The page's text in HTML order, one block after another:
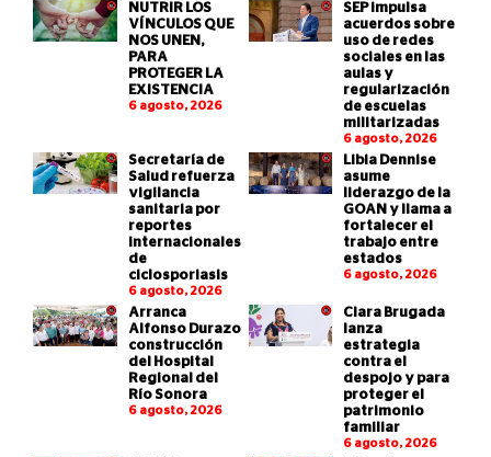
NUTRIR LOS
VÍNCULOS QUE
NOS UNEN,
PARA
PROTEGER LA
EXISTENCIA
6 agosto, 2026
SEP impulsa
acuerdos sobre
uso de redes
sociales en las
aulas y
regularización
de escuelas
militarizadas
6 agosto, 2026
Secretaría de
Salud refuerza
vigilancia
sanitaria por
reportes
internacionales
de
ciclosporiasis
6 agosto, 2026
Libia Dennise
asume
liderazgo de la
GOAN y llama a
fortalecer el
trabajo entre
estados
6 agosto, 2026
Arranca
Alfonso Durazo
construcción
del Hospital
Regional del
Río Sonora
6 agosto, 2026
Clara Brugada
lanza
estrategia
contra el
despojo y para
proteger el
patrimonio
familiar
6 agosto, 2026